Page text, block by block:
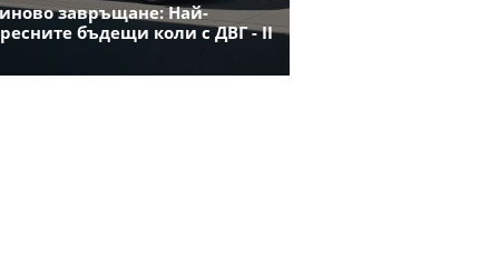
завръщане: Най-
бъдещи коли с ДВГ - II